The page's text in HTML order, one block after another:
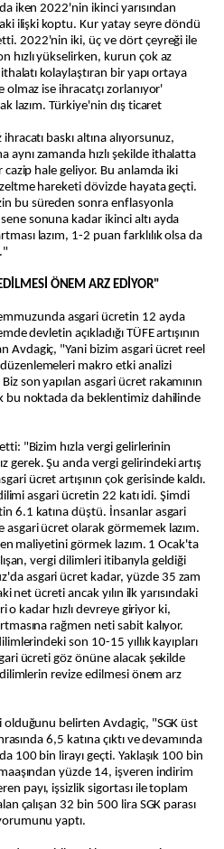
iken 2022'nin ikinci yarısından
ilişki koptu. Kur yatay seyre döndü
2022'nin iki, üç ve dört çeyreği ile
hızlı yükselirken, kurun çok az
kolaylaştıran bir yapı ortaya
olmaz ise ihracatçı zorlanıyor'
lazım. Türkiye'nin dış ticaret
baskı altına alıyorsunuz,
aynı zamanda hızlı şekilde ithalatta
hale geliyor. Bu anlamda iki
hareketi dövizde hayata geçti.
bu süreden sonra enflasyonla
sonuna kadar ikinci altı ayda
lazım, 1-2 puan farklılık olsa da
ÖNEM ARZ EDİYOR"
asgari ücretin 12 ayda
devletin açıkladığı TÜFE artışının
Avdagiç, "Yani bizim asgari ücret reel
makro etki analizi
son yapılan asgari ücret rakamının
bu noktada da beklentimiz dahilinde
"Bizim hızla vergi gelirlerinin
gerek. Şu anda vergi gelirindeki artış
ücret artışının çok gerisinde kaldı.
asgari ücretin 22 katı idi. Şimdi
6.1 katına düştü. İnsanlar asgari
asgari ücret olarak görmemek lazım.
maliyetini görmek lazım. 1 Ocak'ta
vergi dilimleri itibarıyla geldiği
asgari ücret kadar, yüzde 35 zam
net ücreti ancak yılın ilk yarısındaki
o kadar hızlı devreye giriyor ki,
rağmen neti sabit kalıyor.
son 10-15 yıllık kayıpları
ücreti göz önüne alacak şekilde
revize edilmesi önem arz
belirten Avdagiç, "SGK üst
6,5 katına çıktı ve devamında
100 bin lirayı geçti. Yaklaşık 100 bin
yüzde 14, işveren indirim
payı, işsizlik sigortası ile toplam
çalışan 32 bin 500 lira SGK parası
yaptı.